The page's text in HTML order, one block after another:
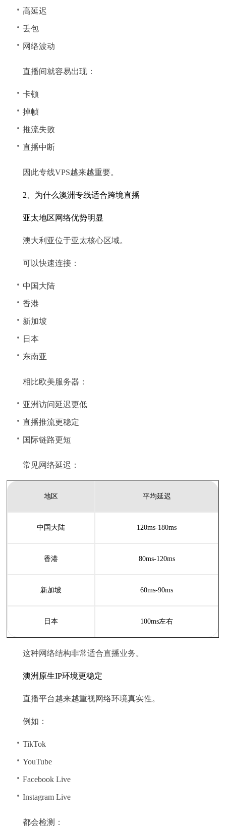
高延迟
丢包
网络波动
直播间就容易出现：
卡顿
掉帧
推流失败
直播中断
因此专线VPS越来越重要。
2、为什么澳洲专线适合跨境直播
亚太地区网络优势明显
澳大利亚位于亚太核心区域。
可以快速连接：
中国大陆
香港
新加坡
日本
东南亚
相比欧美服务器：
亚洲访问延迟更低
直播推流更稳定
国际链路更短
常见网络延迟：
地区 平均延迟
中国大陆 120ms-180ms
香港 80ms-120ms
新加坡 60ms-90ms
日本 100ms左右
这种网络结构非常适合直播业务。
澳洲原生IP环境更稳定
直播平台越来越重视网络环境真实性。
例如：
TikTok
YouTube
Facebook Live
Instagram Live
都会检测：